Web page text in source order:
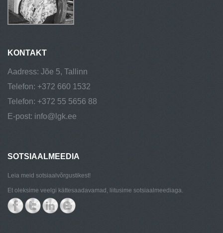
KONTAKT
Aadress: Jõe 5, Tallinn
Telefon: +372 660 1532
Telefon: +372 55 5656 88
E-post: info@lgk.ee
SOTSIAALMEEDIA
Leia meid sotsiaalvõrgustikest!
Et oleksime veelgi kättesaadavamad, liitusime sotsiaalmeediaga.